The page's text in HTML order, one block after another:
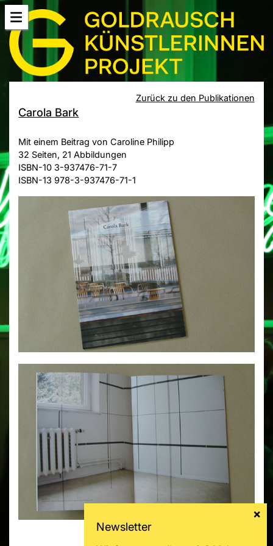
Zurück zu den Publikationen
Carola Bark
Mit einem Beitrag von Caroline Philipp
32 Seiten, 21 Abbildungen
ISBN-10 3-937476-71-7
ISBN-13 978-3-937476-71-1